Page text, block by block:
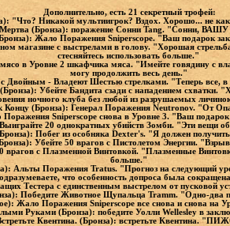
Дополнительно, есть 21 секретный трофей:
"Что? Никакой мультиигрок? Вздох. Хорошо... не
Мертва (Бронза): поражение Сонни Tang. "Сонни, ВАШУ
Жало Поражения Sniperscope. "Ваш подарок
магазине с выстрелами в голову. "Хорошая
стесняйтесь использовать больше."
в Уровне 2 шкафчика мяса. "Имейте говядину с
могу продолжить весь день."
Двойным - Владеют Шестью стрелками. "Теперь все,
Убейте Бандита сзади с нападением схватки.
ночного клуба без любой из разрушаемых
Концу (Бронза): Генерал Поражения Neutronov. "От
Sniperscope снова в Уровне 3. "Ваш подарок
20 однократных убийств Зомби. "Эти вещи
Побег из особняка Dexter's. "Я должен
Убейте 50 врагов с Пистолетом Энергии.
с Плазменной Винтовкой. "Плазменные
больше."
Альты Поражения Tratus. "Прогноз на следующий
что особенность допроса была
Тестера с единственным выстрелом от пусковой
Победите Животное Щупальца Tramm. "Одно-два
Жало Поражения Sniperscope все снова и снова на
Руками (Бронза): победите Уолли Wellesley в
Квентина. (Бронза): встретьте Квентина.